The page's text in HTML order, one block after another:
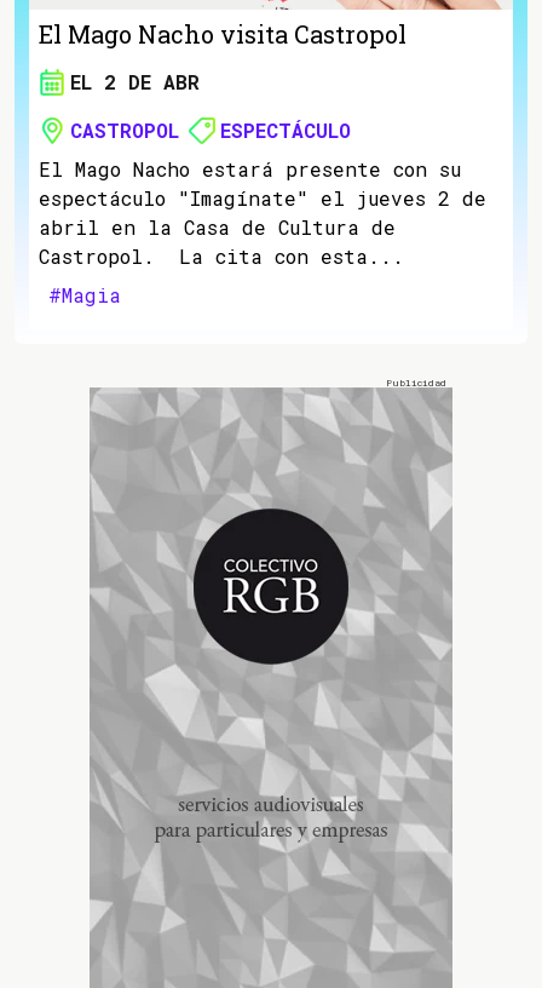
El Mago Nacho visita Castropol
EL 2 DE ABR
CASTROPOL
ESPECTÁCULO
El Mago Nacho estará presente con su
espectáculo "Imagínate" el jueves 2 de
abril en la Casa de Cultura de
Castropol. La cita con esta...
#Magia